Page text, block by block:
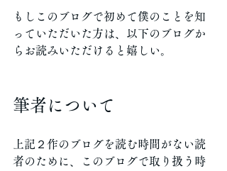
もしこのブログで初めて僕のことを知
っていただいた方は、以下のブログか
らお読みいただけると嬉しい。
筆者について
上記２作のブログを読む時間がない読
者のために、このブログで取り扱う時